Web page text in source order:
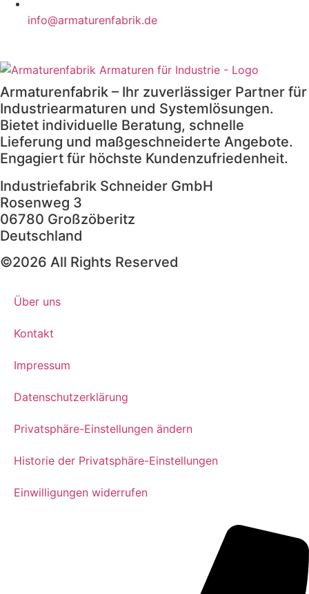
info@armaturenfabrik.de
Armaturenfabrik – Ihr zuverlässiger Partner für
Industriearmaturen und Systemlösungen.
Bietet individuelle Beratung, schnelle
Lieferung und maßgeschneiderte Angebote.
Engagiert für höchste Kundenzufriedenheit.
Industriefabrik Schneider GmbH
Rosenweg 3
06780 Großzöberitz
Deutschland
©2026 All Rights Reserved
Über uns
Kontakt
Impressum
Datenschutzerklärung
Privatsphäre-Einstellungen ändern
Historie der Privatsphäre-Einstellungen
Einwilligungen widerrufen